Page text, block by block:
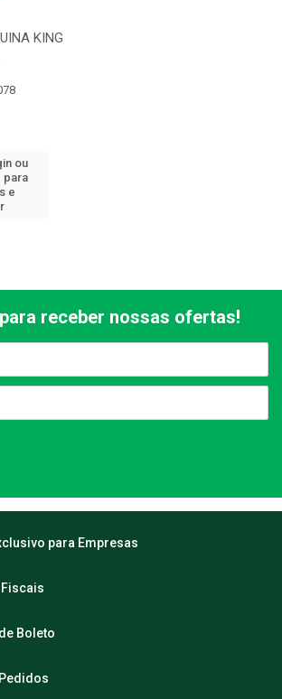
KING
ou
para
e
receber nossas ofertas!
para Empresas
Boleto